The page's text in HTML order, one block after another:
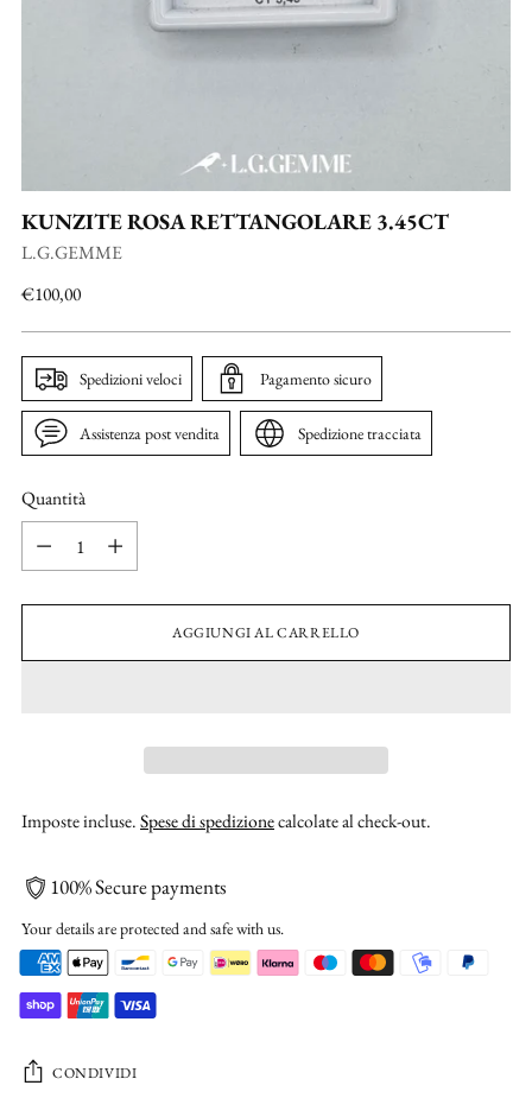
KUNZITE ROSA RETTANGOLARE 3.45CT
L.G.GEMME
Prezzo
€100,00
Spedizioni veloci Pagamento sicuro
Assistenza post vendita Spedizione tracciata
Quantità
AGGIUNGI AL CARRELLO
Imposte incluse.Spese di spedizionecalcolate al check-out.
100% Secure payments
Your details are protected and safe with us.
CONDIVIDI